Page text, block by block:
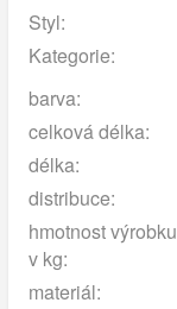
Styl:
Kategorie:
barva:
celková délka:
délka:
distribuce:
hmotnost výrobku
v kg:
materiál: